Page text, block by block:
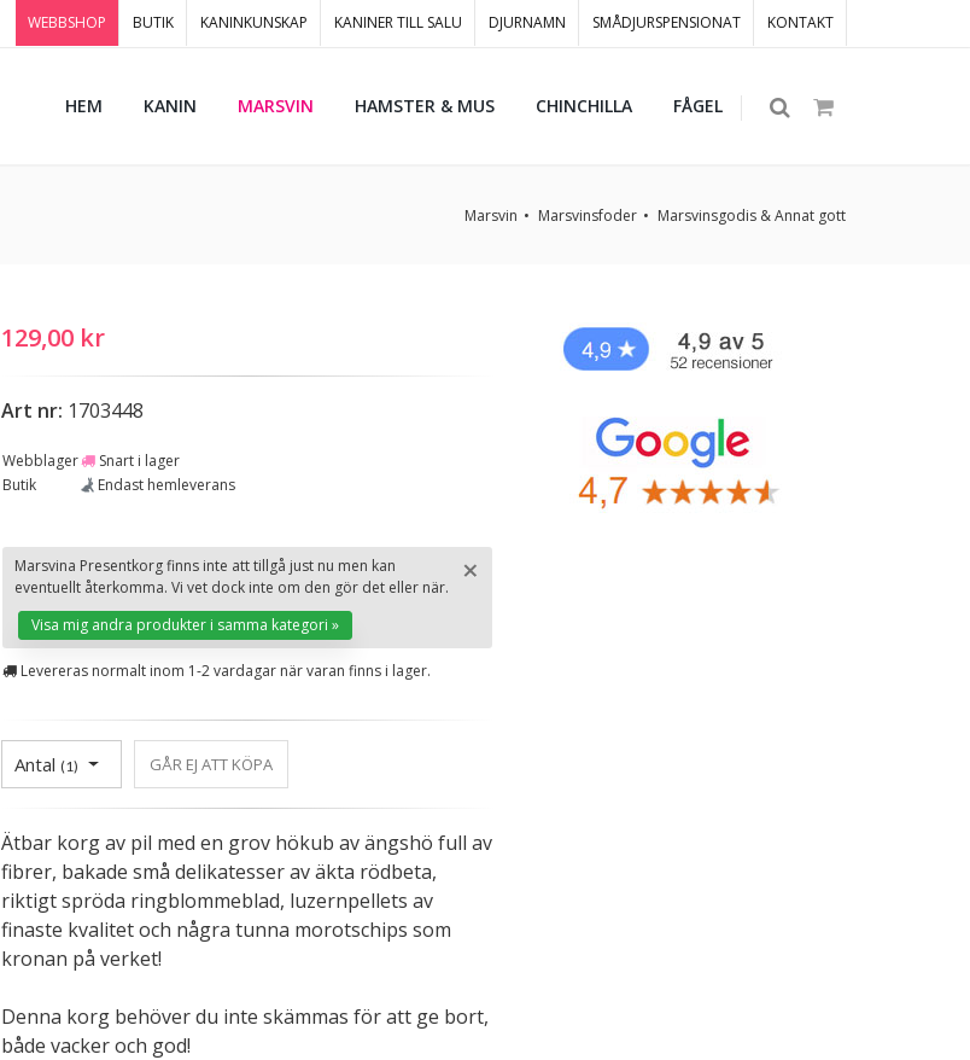
WEBBSHOP BUTIK KANINKUNSKAP KANINER TILL SALU DJURNAMN SMÅDJURSPENSIONAT KONTAKT
HEM KANIN MARSVIN HAMSTER & MUS CHINCHILLA FÅGEL
Marsvin Marsvinsfoder Marsvinsgodis & Annat gott
129,00 kr
Art nr: 1703448
Webblager
Snart i lager
Butik
Endast hemleverans
×
Marsvina Presentkorg finns inte att tillgå just nu men kan
eventuellt återkomma. Vi vet dock inte om den gör det eller när.
Visa mig andra produkter i samma kategori »
Levereras normalt inom 1-2 vardagar när varan finns i lager.
Antal (1) GÅR EJ ATT KÖPA
Ätbar korg av pil med en grov hökub av ängshö full av
fibrer, bakade små delikatesser av äkta rödbeta,
riktigt spröda ringblommeblad, luzernpellets av
finaste kvalitet och några tunna morotschips som
kronan på verket!
Denna korg behöver du inte skämmas för att ge bort,
både vacker och god!